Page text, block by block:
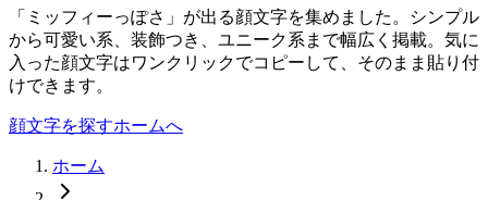
「ミッフィーっぽさ」が出る顔文字を集めました。シンプル
から可愛い系、装飾つき、ユニーク系まで幅広く掲載。気に
入った顔文字はワンクリックでコピーして、そのまま貼り付
けできます。
顔文字を探すホームへ
ホーム